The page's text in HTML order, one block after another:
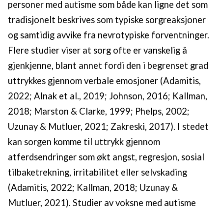
personer med autisme som både kan ligne det som
tradisjonelt beskrives som typiske sorgreaksjoner
og samtidig avvike fra nevrotypiske forventninger.
Flere studier viser at sorg ofte er vanskelig å
gjenkjenne, blant annet fordi den i begrenset grad
uttrykkes gjennom verbale emosjoner (Adamitis,
2022; Alnak et al., 2019; Johnson, 2016; Kallman,
2018; Marston & Clarke, 1999; Phelps, 2002;
Uzunay & Mutluer, 2021; Zakreski, 2017). I stedet
kan sorgen komme til uttrykk gjennom
atferdsendringer som økt angst, regresjon, sosial
tilbaketrekning, irritabilitet eller selvskading
(Adamitis, 2022; Kallman, 2018; Uzunay &
Mutluer, 2021). Studier av voksne med autisme